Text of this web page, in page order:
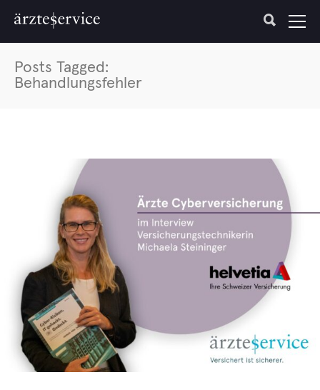
Posts Tagged:
Behandlungsfehler